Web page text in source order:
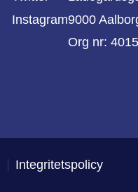
Instagram9000
Org nr:
Integritetspolicy